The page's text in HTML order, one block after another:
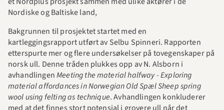
Nordiske og Baltiske land,
Bakgrunnen til prosjektet startet med en
kartleggingsrapport utført av Selbu Spinneri. Rapporten
etterspurte mer og flere undersøkelser på tovegenskaper på
norsk ull. Denne tråden plukkes opp av N. Alsborn i
avhandlingen Meeting the material halfway - Exploring
material affordances in Norwegian Old Spæl Sheep spring
wool using felting as technique. Avhandlingen konkluderer